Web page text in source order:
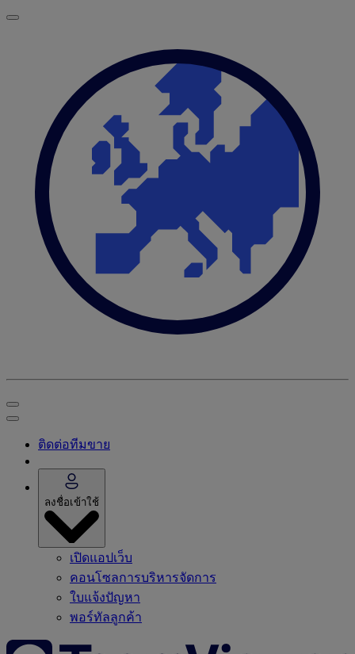
ติดต่อทีมขาย
ลงชื่อเข้าใช้
เปิดแอปเว็บ
คอนโซลการบริหารจัดการ
ใบแจ้งปัญหา
พอร์ทัลลูกค้า